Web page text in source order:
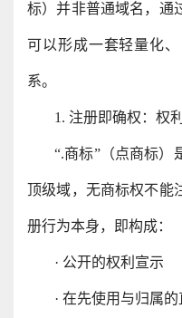
标）并非普通域名，通
可以形成一套轻量化
系。
1. 注册即确权：权
“.商标”（点商标）
顶级域，无商标权不能
册行为本身，即构成：
· 公开的权利宣示
· 在先使用与归属